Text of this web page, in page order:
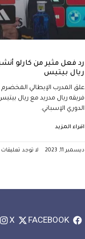
رد فعل مثير من كارلو
ريال بيتيس
علق المدرب الإيطالي المخضرم
فريقه ريال مدريد مع ريال
الدوري الإسباني.
اقراء المزيد
ديسمبر 11, 2023 لا توجد تعليقات
FACEBOOK
X